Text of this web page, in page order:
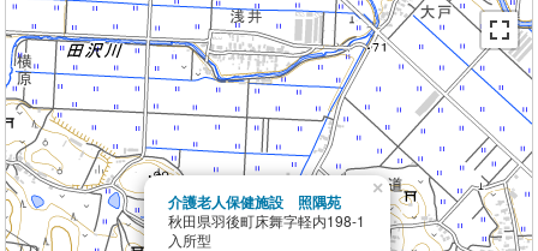
介護老人保健施設 照隅苑
秋田県羽後町床舞字軽内198-1
入所型
×